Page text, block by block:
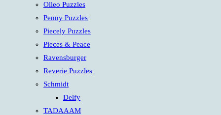
Olleo Puzzles
Penny Puzzles
Piecely Puzzles
Pieces & Peace
Ravensburger
Reverie Puzzles
Schmidt
Delfy
TADAAAM